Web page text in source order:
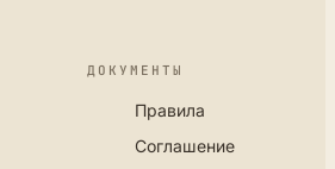
ДОКУМЕНТЫ
Правила
Соглашение